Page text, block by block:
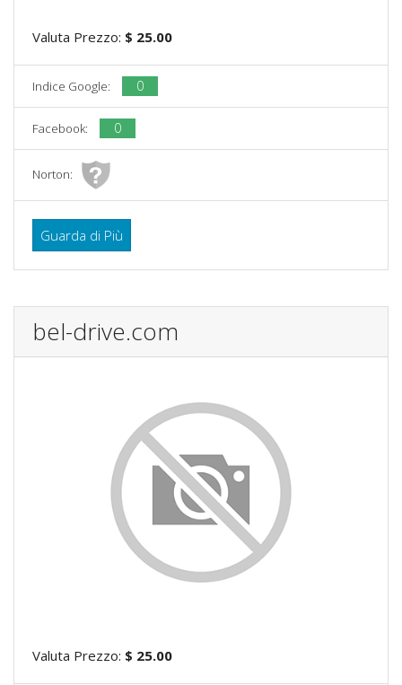
Valuta Prezzo: $ 25.00
Indice Google: 0
Facebook: 0
Norton:
Guarda di Più
bel-drive.com
Valuta Prezzo: $ 25.00